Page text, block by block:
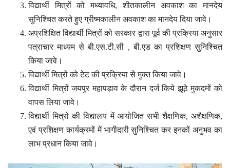
विद्यार्थी मित्रों को मध्यावधि, शीतकालीन अवकाश का मानदेय
सुनिश्चित करते हुए ग्रीष्मकालीन अवकाश का मानदेय दिया जावे।
अप्रशिक्षित विद्यार्थी मित्रों को सरकार द्वारा पूर्व की प्रक्रिया अनुसार
पत्राचार माध्यम से बी.एस.टी.सी , बी.एड का प्रशिक्षण सुनिश्चित
किया जावे।
विद्यार्थी मित्रों को टेट की प्रक्रिया से मुक्त किया जावे।
विद्यार्थी मित्रों जयपुर महापड़ाव के दौरान दर्ज किये झूठे मुकदमों को
वापस लिया जावे।
विद्यार्थी मित्रो की विद्यालय में आयोजित सभी शैक्षणिक, अशैक्षणिक,
एवं प्रशिक्षण कार्यक्रमों में भागीदारी सुनिश्चित कर इनकों अनुभव का
लाभ प्रधान किया जावे।